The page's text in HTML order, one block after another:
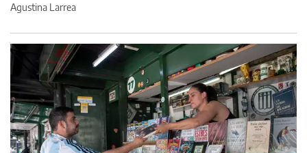
Agustina Larrea